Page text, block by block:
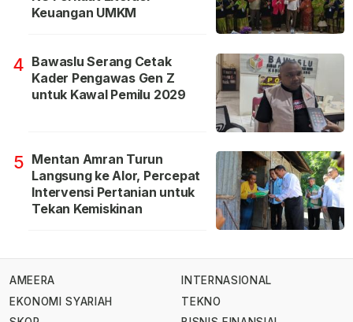
Keuangan UMKM
4 Bawaslu Serang Cetak
Kader Pengawas Gen Z
untuk Kawal Pemilu 2029
5 Mentan Amran Turun
Langsung ke Alor, Percepat
Intervensi Pertanian untuk
Tekan Kemiskinan
AMEERA
EKONOMI SYARIAH
INTERNASIONAL
TEKNO